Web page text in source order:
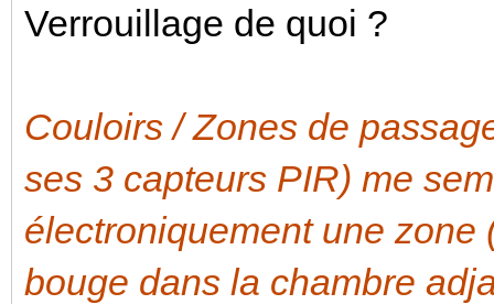
Verrouillage de quoi ?
Couloirs / Zones de
ses 3 capteurs PIR) me
électroniquement une
bouge dans la chambre